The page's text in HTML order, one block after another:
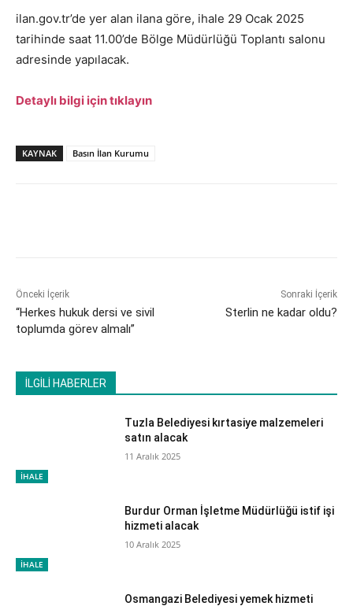
ilan.gov.tr’de yer alan ilana göre, ihale 29 Ocak 2025
tarihinde saat 11.00’de Bölge Müdürlüğü Toplantı salonu
adresinde yapılacak.
Detaylı bilgi için tıklayın
KAYNAK Basın İlan Kurumu
Önceki İçerik
“Herkes hukuk dersi ve sivil
toplumda görev almalı”
Sonraki İçerik
Sterlin ne kadar oldu?
İLGİLİ HABERLER
İHALE
Tuzla Belediyesi kırtasiye malzemeleri
satın alacak
11 Aralık 2025
İHALE
Burdur Orman İşletme Müdürlüğü istif işi
hizmeti alacak
10 Aralık 2025
Osmangazi Belediyesi yemek hizmeti